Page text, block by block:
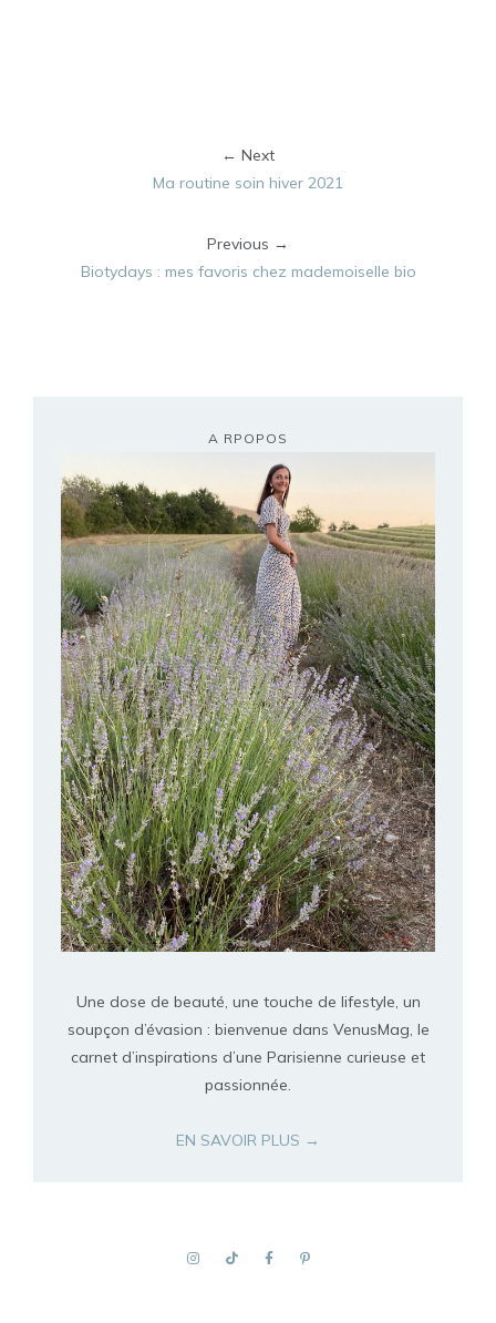
← Next
Ma routine soin hiver 2021
Previous →
Biotydays : mes favoris chez mademoiselle bio
A RPOPOS
Une dose de beauté, une touche de lifestyle, un
soupçon d’évasion : bienvenue dans VenusMag, le
carnet d’inspirations d’une Parisienne curieuse et
passionnée.
EN SAVOIR PLUS →